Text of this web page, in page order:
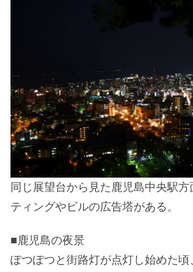
同じ展望台から見た鹿児島中央駅
ティングやビルの広告塔がある。
■鹿児島の夜景
ぽつぽつと街路灯が点灯し始めた